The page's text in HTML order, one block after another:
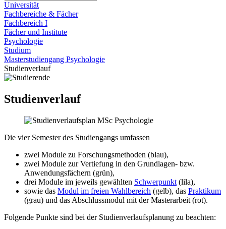
Universität
Fachbereiche & Fächer
Fachbereich I
Fächer und Institute
Psychologie
Studium
Masterstudiengang Psychologie
Studienverlauf
Studienverlauf
Die vier Semester des Studiengangs umfassen
zwei Module zu Forschungsmethoden (blau),
zwei Module zur Vertiefung in den Grundlagen- bzw.
Anwendungsfächern (grün),
drei Module im jeweils gewählten Schwerpunkt (lila),
sowie das Modul im freien Wahlbereich (gelb), das Praktikum
(grau) und das Abschlussmodul mit der Masterarbeit (rot).
Folgende Punkte sind bei der Studienverlaufsplanung zu beachten: